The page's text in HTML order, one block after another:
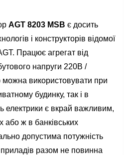
AGT 8203 MSB є досить
і конструкторів відомої
Працює агрегат від
напруги 220В /
можна використовувати при
будинку, так і в
електрики є вкрай важливим,
або ж в банківських
допустима потужність
разом не повинна